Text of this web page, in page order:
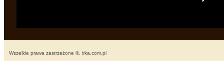
Wszelkie prawa zastrzeżone ©, irka.com.pl